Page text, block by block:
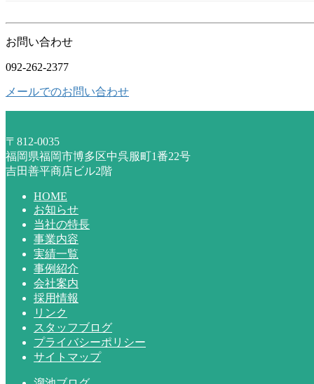
お問い合わせ
092-262-2377
メールでのお問い合わせ
〒812-0035
福岡県福岡市博多区中呉服町1番22号
吉田善平商店ビル2階
HOME
お知らせ
当社の特長
事業内容
実績一覧
事例紹介
会社案内
採用情報
リンク
スタッフブログ
プライバシーポリシー
サイトマップ